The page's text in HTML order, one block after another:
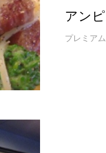
アン
プレミア